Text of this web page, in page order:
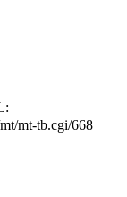
mt-tb.cgi/668